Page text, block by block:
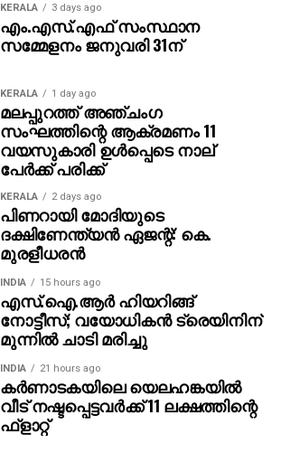
KERALA 3 days ago
എം.എസ്.എഫ് സംസ്ഥാന
സമ്മേളനം ജനുവരി 31ന്
KERALA 1 day ago
മലപ്പുറത്ത് അഞ്ചംഗ
സംഘത്തിന്റെ ആക്രമണം 11
വയസുകാരി ഉള്‍പ്പെടെ നാല്
പേര്‍ക്ക് പരിക്ക്
KERALA 2 days ago
പിണറായി മോദിയുടെ
ദക്ഷിണേന്ത്യന്‍ ഏജന്റ്: കെ.
മുരളീധരന്‍
INDIA 15 hours ago
എസ്.ഐ.ആർ ഹിയറിങ്ങ്
നോട്ടീസ്; വയോധികൻ ട്രെയിനിന്
മുന്നിൽ ചാടി മരിച്ചു
INDIA 21 hours ago
കര്‍ണാടകയിലെ യെലഹങ്കയില്‍
വീട് നഷ്ടപ്പെട്ടവര്‍ക്ക് 11 ലക്ഷത്തിന്റെ
ഫ്‌ളാറ്റ്